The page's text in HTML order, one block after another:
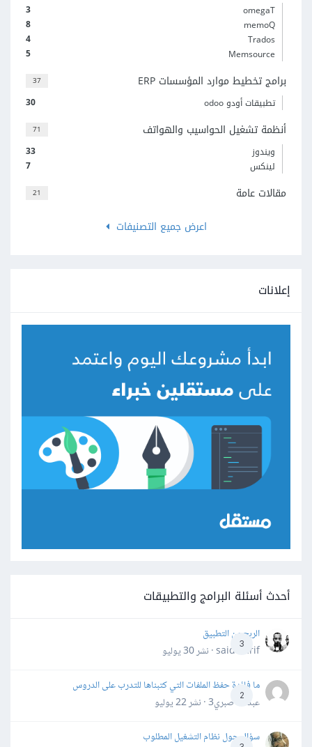
3
omegaT
8
memoQ
4
Trados
5
Memsource
37 برامج تخطيط موارد المؤسسات ERP
30 تطبيقات أودو odoo
71 أنظمة تشغيل الحواسيب والهواتف
33
ويندوز
7
لينكس
21
مقالات عامة
اعرض جميع التصنيفات
إعلانات
أحدث أسئلة البرامج والتطبيقات
3
الربح من التطبيق
said darif · نشر
30 يوليو
2
ما فائدة حفظ الملفات التي كتبناها للتدرب على الدروس
عبدالله صبري3 · نشر
22 يوليو
سؤال حول نظام التشغيل المطلوب